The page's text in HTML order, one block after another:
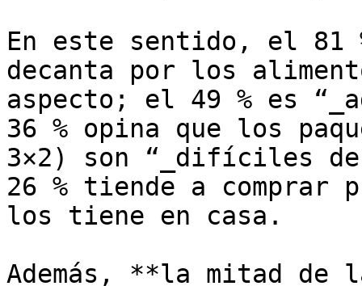
En este sentido, el 81
decanta por los
aspecto; el 49 % es
36 % opina que los
3×2) son “_difíciles
26 % tiende a comprar
los tiene en casa.
Además, **la mitad de